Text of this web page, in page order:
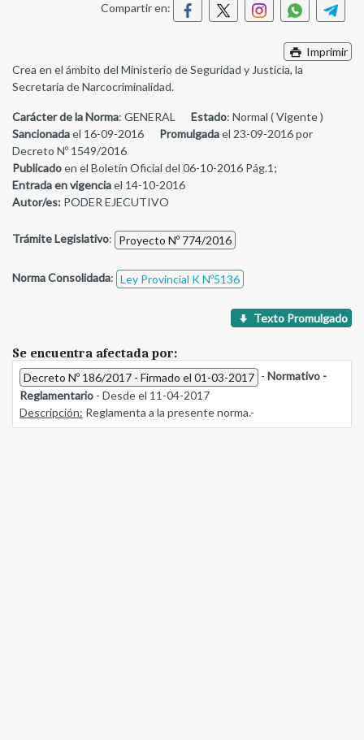
Compartir en:
Imprimir
Crea en el ámbito del Ministerio de Seguridad y Justicia, la
Secretaría de Narcocriminalidad.
Carácter de la Norma: GENERAL Estado: Normal ( Vigente )
Sancionadael 16-09-2016 Promulgadael 23-09-2016 por
Decreto Nº 1549/2016
Publicadoen el Boletín Oficial del 06-10-2016 Pág.1;
Entrada en vigenciael 14-10-2016
Autor/es: PODER EJECUTIVO
Trámite Legislativo: Proyecto Nº 774/2016
Norma Consolidada: Ley Provincial K Nº5136
Texto Promulgado
Se encuentra afectada por:
Decreto Nº 186/2017 - Firmado el 01-03-2017 - Normativo -
Reglamentario - Desde el 11-04-2017
Descripción: Reglamenta a la presente norma.-